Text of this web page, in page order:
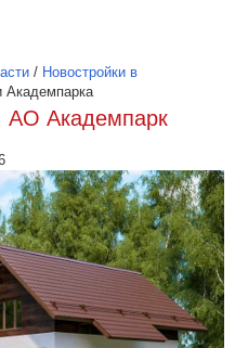
/ Новостройки в
Академпарка
АО Академпарк